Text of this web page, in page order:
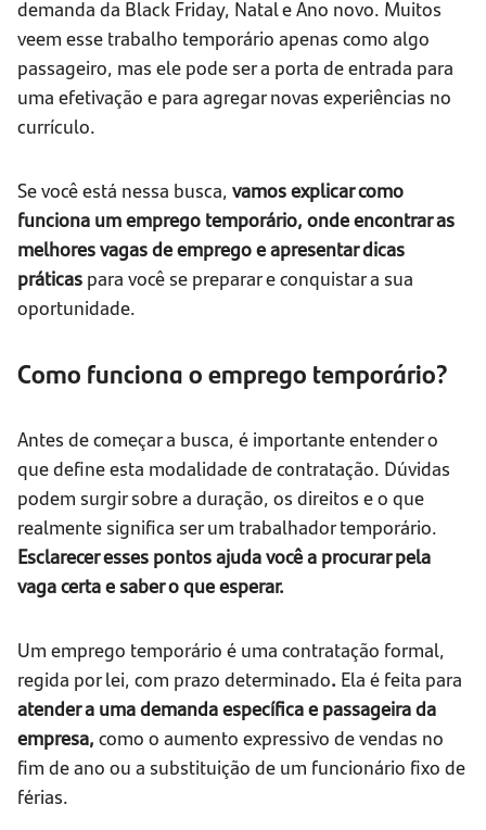
demanda da Black Friday, Natal e Ano novo. Muitos
veem esse trabalho temporário apenas como algo
passageiro, mas ele pode ser a porta de entrada para
uma efetivação e para agregar novas experiências no
currículo.
Se você está nessa busca, vamos explicar como
funciona um emprego temporário, onde encontrar as
melhores vagas de emprego e apresentar dicas
práticas para você se preparar e conquistar a sua
oportunidade.
Como funciona o emprego temporário?
Antes de começar a busca, é importante entender o
que define esta modalidade de contratação. Dúvidas
podem surgir sobre a duração, os direitos e o que
realmente significa ser um trabalhador temporário.
Esclarecer esses pontos ajuda você a procurar pela
vaga certa e saber o que esperar.
Um emprego temporário é uma contratação formal,
regida por lei, com prazo determinado. Ela é feita para
atender a uma demanda específica e passageira da
empresa, como o aumento expressivo de vendas no
fim de ano ou a substituição de um funcionário fixo de
férias.